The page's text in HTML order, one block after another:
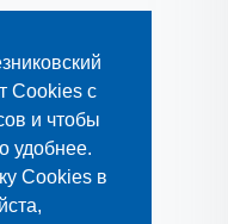
Cookies с
и чтобы
удобнее.
Cookies в